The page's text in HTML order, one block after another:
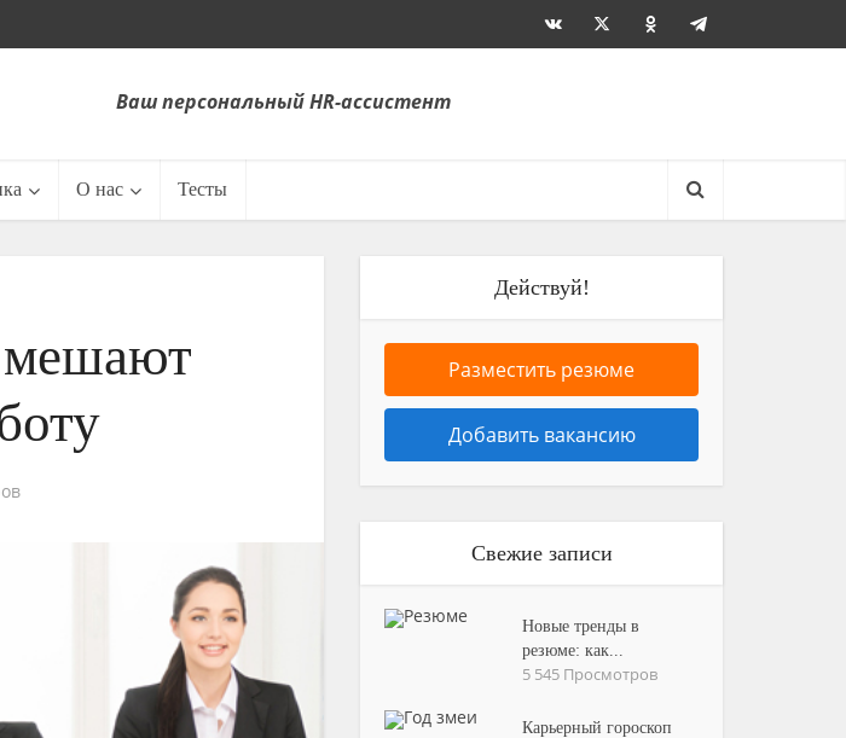
Ваш персональный HR-ассистент
О нас Тесты
Действуй!
Разместить резюме
Добавить вакансию
Свежие записи
Новые тренды в
резюме: как...
5 545 Просмотров
Карьерный гороскоп